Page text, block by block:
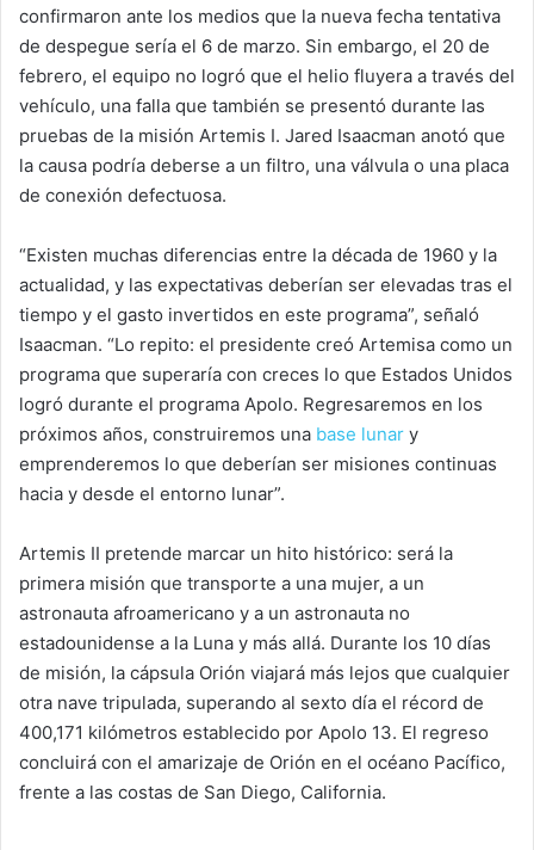
confirmaron ante los medios que la nueva fecha tentativa
de despegue sería el 6 de marzo. Sin embargo, el 20 de
febrero, el equipo no logró que el helio fluyera a través del
vehículo, una falla que también se presentó durante las
pruebas de la misión Artemis I. Jared Isaacman anotó que
la causa podría deberse a un filtro, una válvula o una placa
de conexión defectuosa.
“Existen muchas diferencias entre la década de 1960 y la
actualidad, y las expectativas deberían ser elevadas tras el
tiempo y el gasto invertidos en este programa”, señaló
Isaacman. “Lo repito: el presidente creó Artemisa como un
programa que superaría con creces lo que Estados Unidos
logró durante el programa Apolo. Regresaremos en los
próximos años, construiremos una base lunar y
emprenderemos lo que deberían ser misiones continuas
hacia y desde el entorno lunar”.
Artemis II pretende marcar un hito histórico: será la
primera misión que transporte a una mujer, a un
astronauta afroamericano y a un astronauta no
estadounidense a la Luna y más allá. Durante los 10 días
de misión, la cápsula Orión viajará más lejos que cualquier
otra nave tripulada, superando al sexto día el récord de
400,171 kilómetros establecido por Apolo 13. El regreso
concluirá con el amarizaje de Orión en el océano Pacífico,
frente a las costas de San Diego, California.